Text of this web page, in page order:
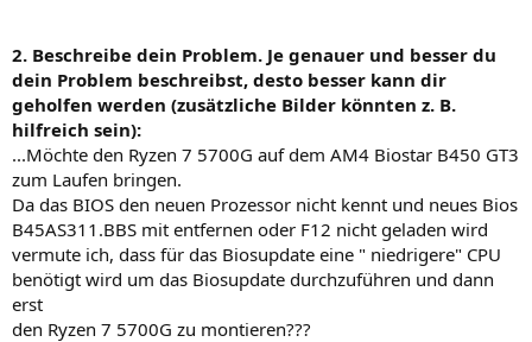
2. Beschreibe dein Problem. Je genauer und besser du
dein Problem beschreibst, desto besser kann dir
geholfen werden (zusätzliche Bilder könnten z. B.
hilfreich sein):
...Möchte den Ryzen 7 5700G auf dem AM4 Biostar B450 GT3
zum Laufen bringen.
Da das BIOS den neuen Prozessor nicht kennt und neues Bios
B45AS311.BBS mit entfernen oder F12 nicht geladen wird
vermute ich, dass für das Biosupdate eine " niedrigere" CPU
benötigt wird um das Biosupdate durchzuführen und dann
erst
den Ryzen 7 5700G zu montieren???